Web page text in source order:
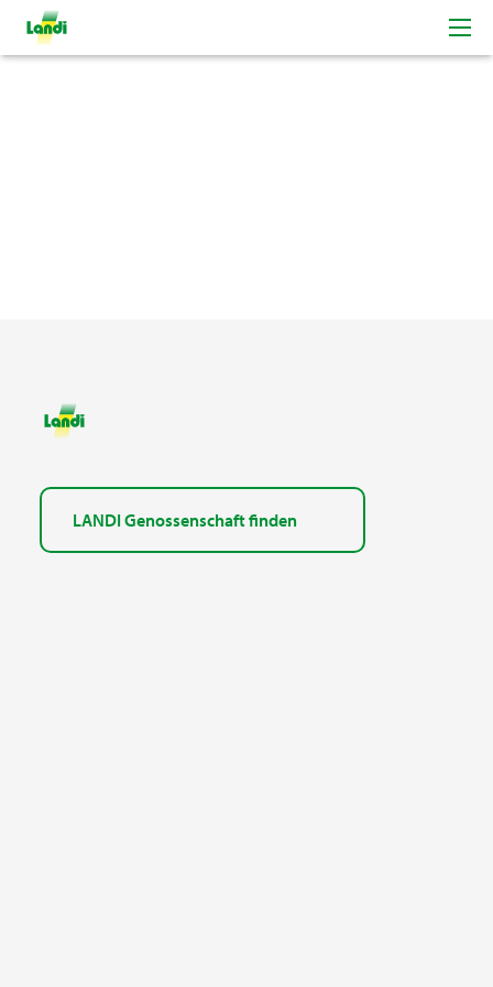
LANDI Genossenschaft finden